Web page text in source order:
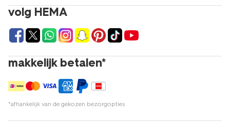
volg HEMA
makkelijk betalen*
*afhankelijk van de gekozen bezorgopties